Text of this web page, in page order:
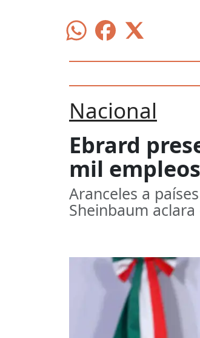
Nacional
Ebrard
mil empleos
Aranceles a
Sheinbaum